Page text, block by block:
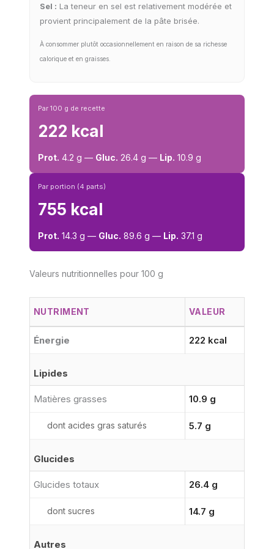
Sel : La teneur en sel est relativement modérée et
provient principalement de la pâte brisée.
À consommer plutôt occasionnellement en raison de sa richesse
calorique et en graisses.
Par 100 g de recette
222 kcal
Prot. 4.2 g — Gluc. 26.4 g — Lip. 10.9 g
Par portion (4 parts)
755 kcal
Prot. 14.3 g — Gluc. 89.6 g — Lip. 37.1 g
Valeurs nutritionnelles pour 100 g
NUTRIMENT VALEUR
Énergie 222 kcal
Lipides
Matières grasses 10.9 g
dont acides gras saturés 5.7 g
Glucides
Glucides totaux 26.4 g
dont sucres 14.7 g
Autres